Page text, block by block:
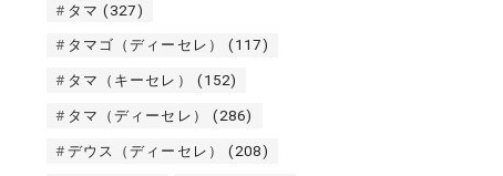
タマ (327)
タマゴ（ディーセレ） (117)
タマ（キーセレ） (152)
タマ（ディーセレ） (286)
デウス（ディーセレ） (208)